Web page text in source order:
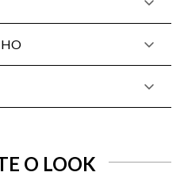
O LOOK